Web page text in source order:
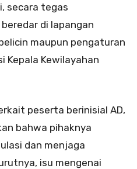
secara tegas
di lapangan
maupun pengaturan
Kepala Kewilayahan
peserta berinisial AD,
bahwa pihaknya
dan menjaga
isu mengenai